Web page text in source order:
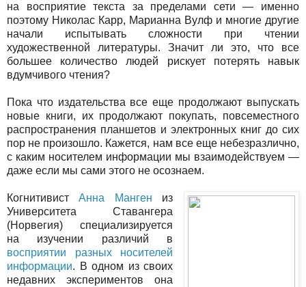
на восприятие текста за пределами сети — именно
поэтому Николас Карр, Марианна Вулф и многие другие
начали испытывать сложности при чтении
художественной литературы. Значит ли это, что все
большее количество людей рискует потерять навык
вдумчивого чтения?
Пока что издательства все еще продолжают выпускать
новые книги, их продолжают покупать, повсеместного
распространения планшетов и электронных книг до сих
пор не произошло. Кажется, нам все еще небезразлично,
с каким носителем информации мы взаимодействуем —
даже если мы сами этого не осознаем.
КогнитивистАнна Манген из
Университета Ставангера
(Норвегия) специализируется
на изучении различий в
восприятии разных носителей
информации. В одном из своих
недавних экспериментов она